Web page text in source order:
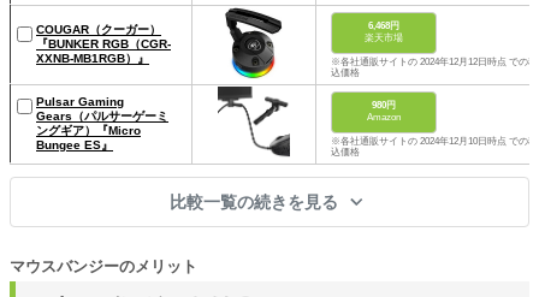
COUGAR（クーガー）
『BUNKER RGB（CGR-
XXNB-MB1RGB）』
6,468円
楽天市場
※各社通販サイトの 2024年12月12日時点 での税
込価格
Pulsar Gaming
Gears（パルサーゲーミ
ングギア）『Micro
Bungee ES』
980円
Amazon
※各社通販サイトの 2024年12月10日時点 での税
込価格
比較一覧の続きを見る
マウスバンジーのメリット